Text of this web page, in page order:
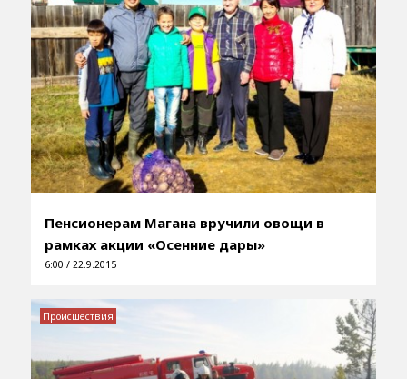
Пенсионерам Магана вручили овощи в
рамках акции «Осенние дары»
6:00 / 22.9.2015
Происшествия